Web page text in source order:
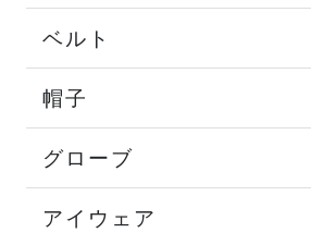
ベルト
帽子
グローブ
アイウェア